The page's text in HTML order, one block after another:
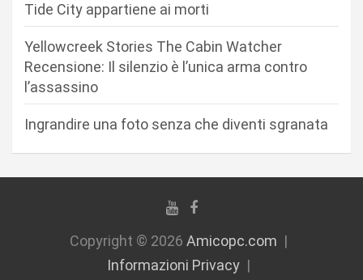
i
Tide City appartiene ai morti
Yellowcreek Stories The Cabin Watcher
Recensione: Il silenzio è l’unica arma contro
l’assassino
Ingrandire una foto senza che diventi sgranata
Copyright © 2026 Amicopc.com
Informazioni Privacy